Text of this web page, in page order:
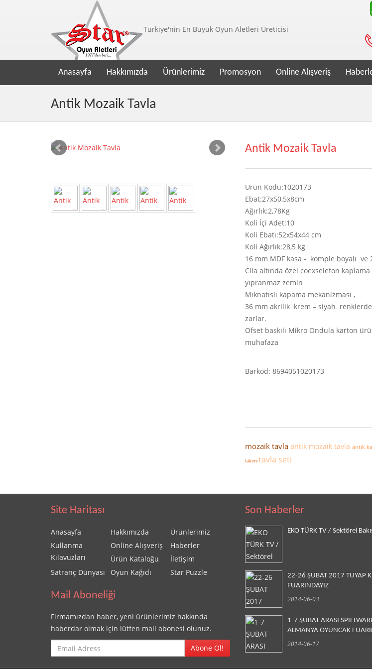
Türkiye'nin En Büyük Oyun Aletleri Üreticisi
Anasayfa Hakkımızda Ürünlerimiz Promosyon Online Alışveriş
Antik Mozaik Tavla
Antik Mozaik Tavla
Ürün Kodu:1020173
Ebat:27x50,5x8cm
Ağırlık:2,78Kg
Koli İçi Adet:10
Koli Ebatı:52x54x44 cm
Koli Ağırlık:28,5 kg
16 mm MDF kasa - komple boyalı ve
Cila altında özel coexselefon
yıpranmaz zemin
Mıknatıslı kapama mekanizması ,
36 mm akrilik krem – siyah
zarlar.
Ofset baskılı Mikro Ondula karton
muhafaza
Barkod: 8694051020173
mozaik tavla antik mozaik tavla antik
takımıtavla seti
Site Haritası
Anasayfa Hakkımızda
Ürünlerimiz
Kullanma
Kılavuzları
Online Alışveriş
Haberler
Ürün Kataloğu
İletişim
Satranç Dünyası
Oyun Kağıdı Star Puzzle
Mail Aboneliği
Firmamızdan haber, yeni ürünlerimiz hakkında
haberdar olmak için lütfen mail abonesi olunuz.
Abone Ol!
Son Haberler
EKO TÜRK TV / Sektörel
22-26 ŞUBAT 2017 TUYAP
FUARINDAYIZ
2014-06-03
1-7 ŞUBAT ARASI
ALMANYA OYUNCAK
2014-06-17